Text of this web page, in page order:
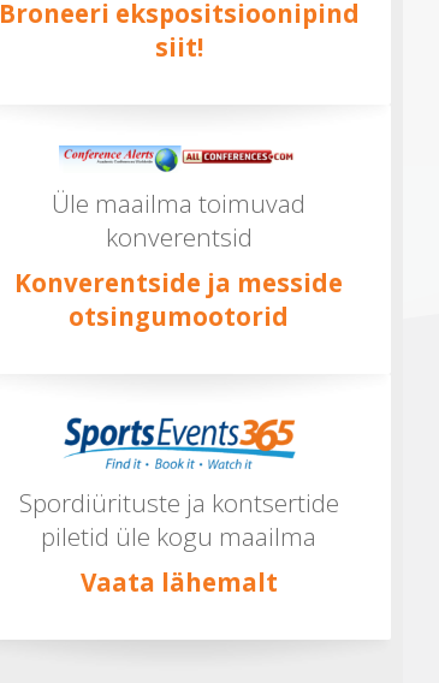
Broneeri ekspositsioonipind
siit!
Üle maailma toimuvad
konverentsid
Konverentside ja messide
otsingumootorid
Spordiürituste ja kontsertide
piletid üle kogu maailma
Vaata lähemalt